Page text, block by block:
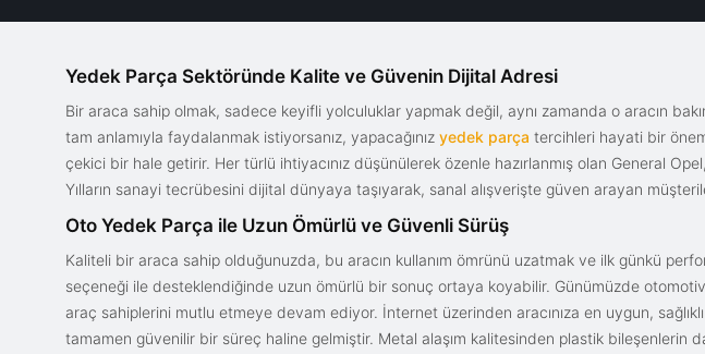
Yedek Parça Sektöründe Kalite ve Güvenin Dijital Adresi
Bir araca sahip olmak, sadece keyifli yolculuklar yapmak değil, aynı zamanda o aracın
tam anlamıyla faydalanmak istiyorsanız, yapacağınız yedek parça tercihleri hayati bir
çekici bir hale getirir. Her türlü ihtiyacınız düşünülerek özenle hazırlanmış olan General
Yılların sanayi tecrübesini dijital dünyaya taşıyarak, sanal alışverişte güven arayan
Oto Yedek Parça ile Uzun Ömürlü ve Güvenli Sürüş
Kaliteli bir araca sahip olduğunuzda, bu aracın kullanım ömrünü uzatmak ve ilk günkü
seçeneği ile desteklendiğinde uzun ömürlü bir sonuç ortaya koyabilir. Günümüzde
araç sahiplerini mutlu etmeye devam ediyor. İnternet üzerinden aracınıza en uygun,
tamamen güvenilir bir süreç haline gelmiştir. Metal alaşım kalitesinden plastik bileşenlerin